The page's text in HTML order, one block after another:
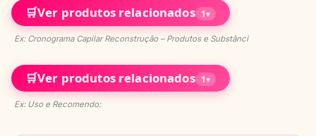
🛒Ver produtos relacionados 1▾
Ex: Cronograma Capilar Reconstrução – Produtos e Substânci
🛒Ver produtos relacionados 1▾
Ex: Uso e Recomendo: